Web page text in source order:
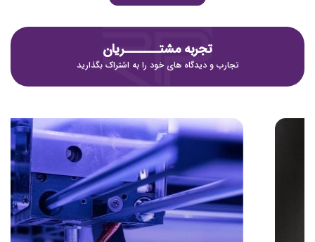
تجربه مشتـــــــریان
تجارب و دیدگاه های خود را به اشتراک بگذارید